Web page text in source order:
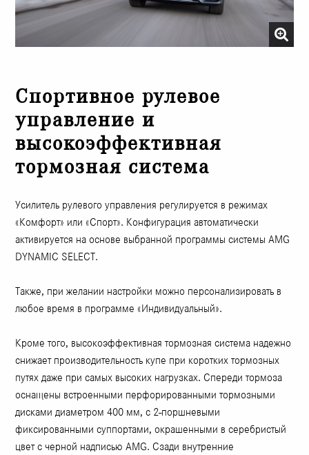
Спортивное рулевое
управление и
высокоэффективная
тормозная система
Усилитель рулевого управления регулируется в режимах
«Комфорт» или «Спорт». Конфигурация автоматически
активируется на основе выбранной программы системы AMG
DYNAMIC SELECT.
Также, при желании настройки можно персонализировать в
любое время в программе «Индивидуальный».
Кроме того, высокоэффективная тормозная система надежно
снижает производительность купе при коротких тормозных
путях даже при самых высоких нагрузках. Спереди тормоза
оснащены встроенными перфорированными тормозными
дисками диаметром 400 мм, с 2-поршневыми
фиксированными суппортами, окрашенными в серебристый
цвет с черной надписью AMG. Сзади внутренние